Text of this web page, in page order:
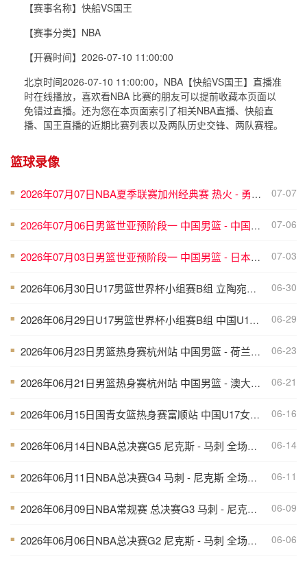
比赛介绍
【赛事名称】 快船VS国王
【赛事分类】 NBA
【开赛时间】 2026-07-10 11:00:00
北京时间2026-07-10 11:00:00，NBA【快船VS国王】直播准
时在线播放，喜欢看NBA 比赛的朋友可以提前收藏本页面以
免错过直播。还为您在本页面索引了相关NBA直播、快船直
播、国王直播的近期比赛列表以及两队历史交锋、两队赛程。
篮球录像
■ 2026年07月07日NBA夏季联赛加州经典赛 热火 - 勇士 全场录像 07-07
■ 2026年07月06日男篮世亚预阶段一 中国男篮 - 中国台北男篮 全场录像 07-06
■ 2026年07月03日男篮世亚预阶段一 中国男篮 - 日本男篮 全场录像 07-03
■ 2026年06月30日U17男篮世界杯小组赛B组 立陶宛U17男篮 - 中国U17男篮 全场录像 06-30
■ 2026年06月29日U17男篮世界杯小组赛B组 中国U17男篮 - 加拿大U17男篮 录像 06-29
■ 2026年06月23日男篮热身赛杭州站 中国男篮 - 荷兰男篮 全场录像 06-23
■ 2026年06月21日男篮热身赛杭州站 中国男篮 - 澳大利亚男篮 全场录像 06-21
■ 2026年06月15日国青女篮热身赛富顺站 中国U17女篮 - 伏伊伏丁那女篮 全场录像 06-16
■ 2026年06月14日NBA总决赛G5 尼克斯 - 马刺 全场录像 06-14
■ 2026年06月11日NBA总决赛G4 马刺 - 尼克斯 全场录像 06-11
■ 2026年06月09日NBA常规赛 总决赛G3 马刺 - 尼克斯 全场录像 06-09
■ 2026年06月06日NBA总决赛G2 尼克斯 - 马刺 全场录像 06-06